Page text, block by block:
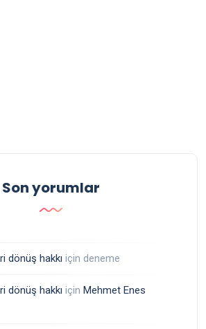
Son yorumlar
dönüş hakkı için deneme
dönüş hakkı için Mehmet Enes